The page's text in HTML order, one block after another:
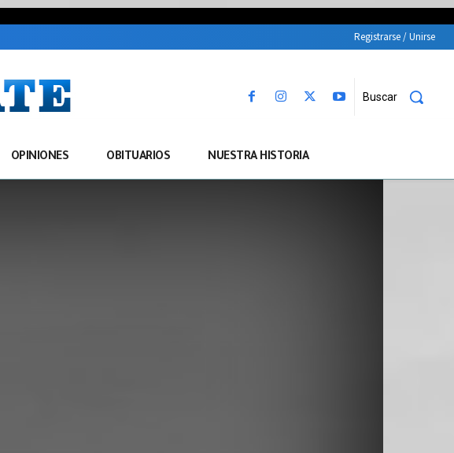
Registrarse / Unirse
Buscar
OPINIONES OBITUARIOS NUESTRA HISTORIA